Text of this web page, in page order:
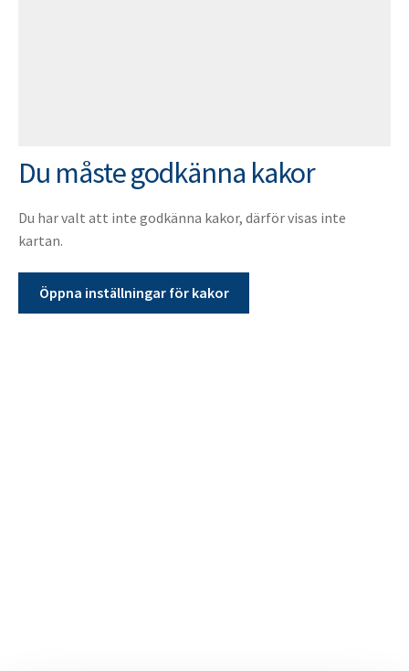
Du måste godkänna kakor
Du har valt att inte godkänna kakor, därför visas inte
kartan.
Öppna inställningar för kakor